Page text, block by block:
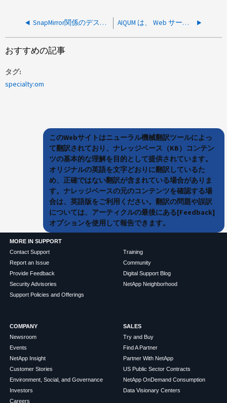
SnapMirror関係のデスティネーションボリュームをホストしているSVMについてAIQUMからStorage VM停止が報告される AIQUM は、 Web サービスの不具合によりクラスタに到達できないと報告します
おすすめの記事
タグ
specialty:om
このWebサイトはニューラル機械翻訳ツールによっ
て翻訳されており、ナレッジベース（KB）コンテン
ツの基本的な理解を目的として提供されています。
オリジナルの英語を文字どおりに翻訳しているた
め、正確ではない翻訳が含まれている場合がありま
す。ナレッジベースの元のコンテンツを確認する場
合は、英語版をご利用ください。翻訳の問題や誤訳
については、アーティクルの最後にある[Feedback]
オプションを使用して報告できます。
MORE IN SUPPORT
Contact Support
Report an Issue
Provide Feedback
Security Advisories
Support Policies and Offerings
Training
Community
Digital Support Blog
NetApp Neighborhood
COMPANY
Newsroom
Events
NetApp Insight
Customer Stories
Environment, Social, and Governance
Investors
Careers
SALES
Try and Buy
Find A Partner
Partner With NetApp
US Public Sector Contracts
NetApp OnDemand Consumption
Data Visionary Centers